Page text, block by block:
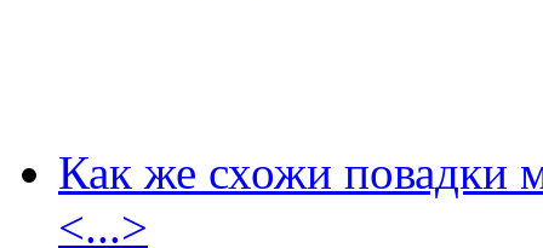
Как же схожи повадки
<...>